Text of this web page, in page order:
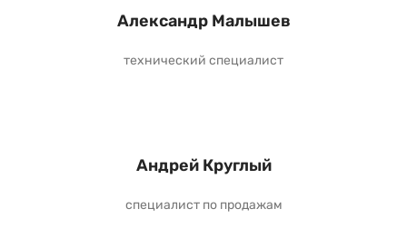
Александр Малышев
технический специалист
Андрей Круглый
специалист по продажам